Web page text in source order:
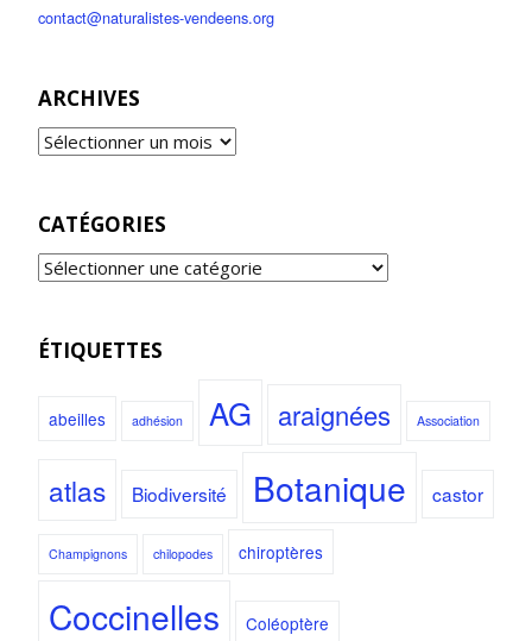
contact@naturalistes-vendeens.org
ARCHIVES
CATÉGORIES
ÉTIQUETTES
abeilles adhésion AG araignées Association
atlas Biodiversité Botanique castor
Champignons chilopodes chiroptères
Coccinelles Coléoptère